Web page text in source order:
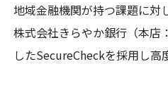
地域金融機関が持つ課題に対
株式会社きらやか銀行（本店
したSecureCheckを採用し高